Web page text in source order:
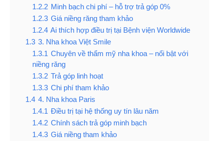
1.2.2 Minh bạch chi phí – hỗ trợ trả góp 0%
1.2.3 Giá niềng răng tham khảo
1.2.4 Ai thích hợp điều trị tại Bệnh viện Worldwide
1.3 3. Nha khoa Việt Smile
1.3.1 Chuyên về thẩm mỹ nha khoa – nổi bật với
niềng răng
1.3.2 Trả góp linh hoạt
1.3.3 Chi phí tham khảo
1.4 4. Nha khoa Paris
1.4.1 Điều trị tại hệ thống uy tín lâu năm
1.4.2 Chính sách trả góp minh bạch
1.4.3 Giá niềng tham khảo